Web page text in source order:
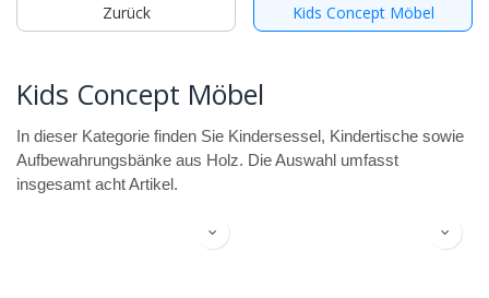
Zurück Kids Concept Möbel
Kids Concept Möbel
In dieser Kategorie finden Sie Kindersessel, Kindertische sowie
Aufbewahrungsbänke aus Holz. Die Auswahl umfasst
insgesamt acht Artikel.